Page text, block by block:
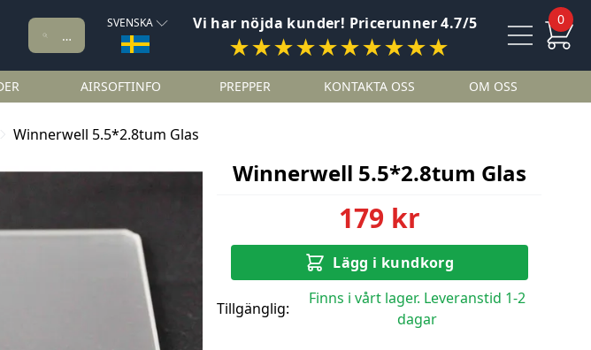
SVENSKA Vi har nöjda kunder! Pricerunner 4.7/5
★★★★★★★★★★
0
AIRSOFTINFO PREPPER KONTAKTA OSS OM OSS
Winnerwell 5.5*2.8tum Glas
Winnerwell 5.5*2.8tum Glas
179 kr
Lägg i kundkorg
Tillgänglig:
Finns i vårt lager. Leveranstid 1-2
dagar